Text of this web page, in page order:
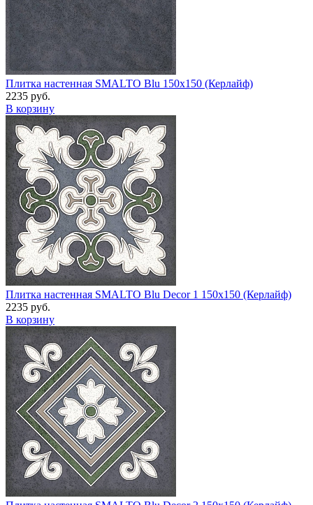
Плитка настенная SMALTO Blu 150x150 (Керлайф)
2235 руб.
В корзину
Плитка настенная SMALTO Blu Decor 1 150x150 (Керлайф)
2235 руб.
В корзину